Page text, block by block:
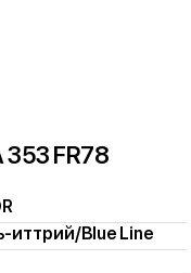
353 FR78
иттрий/Blue Line